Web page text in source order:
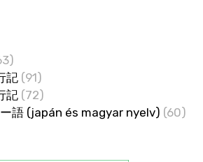
記(91)
記(72)
語 (japán és magyar nyelv) (60)